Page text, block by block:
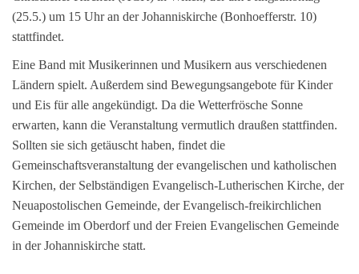
(25.5.) um 15 Uhr an der Johanniskirche (Bonhoefferstr. 10)
stattfindet.
Eine Band mit Musikerinnen und Musikern aus verschiedenen
Ländern spielt. Außerdem sind Bewegungsangebote für Kinder
und Eis für alle angekündigt. Da die Wetterfrösche Sonne
erwarten, kann die Veranstaltung vermutlich draußen stattfinden.
Sollten sie sich getäuscht haben, findet die
Gemeinschaftsveranstaltung der evangelischen und katholischen
Kirchen, der Selbständigen Evangelisch-Lutherischen Kirche, der
Neuapostolischen Gemeinde, der Evangelisch-freikirchlichen
Gemeinde im Oberdorf und der Freien Evangelischen Gemeinde
in der Johanniskirche statt.